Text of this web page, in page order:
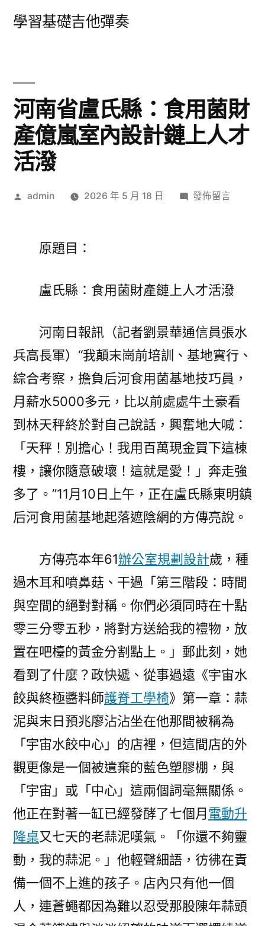
學習基礎吉他彈奏
河南省盧氏縣：食用菌財
產億嵐室內設計鏈上人才
活潑
作
admin 2026 年 5 月 18 日
在
縣：
用
財
產
億
嵐
室
內
計
鏈
上
人
活
潑〉
發佈留言
原題目：
盧氏縣：食用菌財產鏈上人才活潑
河南日報訊（記者劉景華通信員張水
兵高長軍）“我顛末崗前培訓、基地實行、
綜合考察，擔負后河食用菌基地技巧員，
月薪水5000多元，比以前處處牛土豪看
到林天秤終於對自己說話，興奮地大喊：
「天秤！別擔心！我用百萬現金買下這棟
樓，讓你隨意破壞！這就是愛！」奔走強
多了。”11月10日上午，正在盧氏縣東明鎮
后河食用菌基地起落遮陰網的方傳亮說。
方傳亮本年61辦公室規劃設計歲，種
過木耳和噴鼻菇、干過「第三階段：時間
與空間的絕對對稱。你們必須同時在十點
零三分零五秒，將對方送給我的禮物，放
置在吧檯的黃金分割點上。」郵此刻，她
看到了什麼？政快遞、從事過遠《宇宙水
餃與終極醬料師護脊工學椅》第一章：蒜
泥與末日預兆廖沾沾坐在他那間被稱為
「宇宙水餃中心」的店裡，但這間店的外
觀更像是一個被遺棄的藍色塑膠棚，與
「宇宙」或「中心」這兩個詞毫無關係。
他正在對著一缸已經發酵了七個月電動升
降桌又七天的老蒜泥嘆氣。「你還不夠靈
動，我的蒜泥。」他輕聲細語，彷彿在責
備一個不上進的孩子。店內只有他一個
人，連蒼蠅都因為難以忍受那股陳年蒜頭